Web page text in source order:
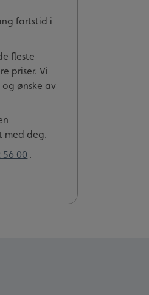
fartstid i
fleste
priser. Vi
ønske av
med deg.
56 00 .